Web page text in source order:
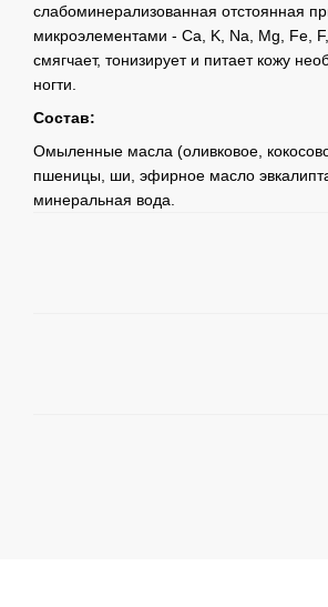
слабоминерализованная отстоянная
микроэлементами - Ca, K, Na, Mg, Fe,
смягчает, тонизирует и питает кожу
ногти.
Состав:
Омыленные масла (оливковое,
пшеницы, ши, эфирное масло
минеральная вода.